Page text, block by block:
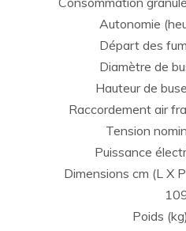
Autonomie
Départ des
Diamètre de
Hauteur de
Raccordement air
Tension
Puissance
Dimensions cm (L X
Poids